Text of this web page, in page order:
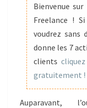
Bienvenue
Freelance !
voudrez sans
donne les 7
clients
gratuitement !
Auparavant,